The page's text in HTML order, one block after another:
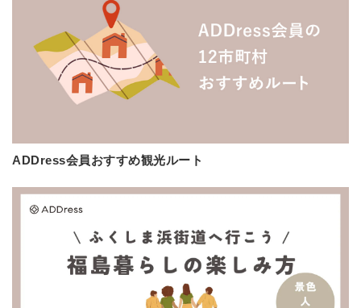
ADDress会員おすすめ観光ルート